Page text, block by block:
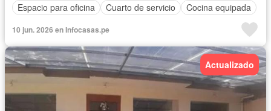
Espacio para oficina
Cuarto de servicio Cocina equipada
10 jun. 2026 en Infocasas.pe
Actualizado